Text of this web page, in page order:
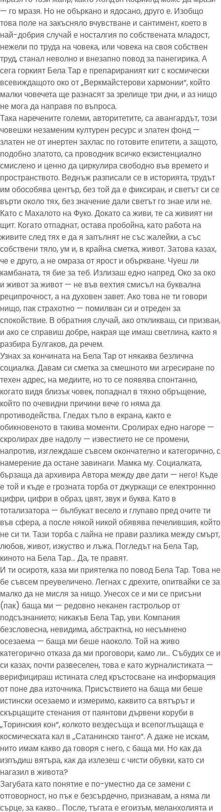
— го мразя. Но не объркано и ядосано, друго е. Изобщо
това поле на закъсняло вчувстване и сантимент, което в
най-добрия случай е носталгия по собствената младост,
нежели по труда на човека, или човека на своя собствен
труд, станал неволно и внезапно повод за панегирика. А
сега горкият Бела Тар е препарираният кит с космически
всевиждащото око от „Веркмайстерови хармонии“, който
малки човечета ще разнасят за зрелище три дни, и аз нищо
не мога да направя по въпроса.
Така наречените големи, авторитетите, са авангардът, този
човешки незаменим културен ресурс и златен фонд —
златен не от инертен захлас по готовите епитети, а защото,
подобно златото, са проводник всичко екзистенциално
смислено и ценно да циркулира свободно във времето и
пространството. Веднъж разписали се в историята, трудът
им обособява център, без той да е фиксиран, и светът си се
върти около тях, без значение дали светът го знае или не.
Като с Махалото на Фуко. Докато са живи, те са живият ни
щит. Когато отпаднат, остава пробойна, като работа на
живите след тях е да я запълнят не със жалейки, а със
собствени тяло, ум и, в крайна сметка, живот. Затова казах,
че е друго, а не омраза от ярост и объркване. Чуеш ли
камбаната, тя бие за теб. Излизаш едно напред. Око за око
и живот за живот — не във вехтия смисъл на буквална
реципрочност, а на духовен завет. Ако това не ти говори
нищо, пак страхотно — помилван си и отреден за
спокойствие. В обратния случай, ако откликваш, си призван,
и ако се справиш добре, накрая ще имаш светлина, както я
разбира Булгаков, да речем.
Узнах за кончината на Бела Тар от някаква безлична
социалка. Давам си сметка за смешното ми агресиране по
техен адрес, на медиите, но то се появява спонтанно,
когато видя близък човек, попаднал в тяхно обръщение,
който по очевидни причини вече го няма да
противодейства. Гледах тъпо в екрана, както е
обикновеното в такива моменти. Сролирах едно нагоре —
скролирах две надолу — известието не се промени,
напротив, изглеждаше съвсем окончателно и категорично, с
намерение да остане завинаги. Мамка му. Социалката,
бързаща да архивира Автора между две дати — него! Къде
е той и къде е грозната торба от джуркащи се електроннно
цифри, цифри в образ, цвят, звук и буква. Като в
тотализатора — бълбукат весело и глупаво пред очите ти
във сфера, а после някой никой обявява печелившия, който
не си ти. Тази торба с лайна не прави разлика между смърт,
любов, живот, изкуство и лъжа. Погледът на Бела Тар,
киното на Бела Тар… Да, те правят.
И ти осиротя, каза ми приятелка по повод Бела Тар. Това не
бе съвсем преувеличено. Легнах с дрехите, опитвайки се за
малко да не мисля за нищо. Унесох се и ми се присъни
(пак) баща ми — редовно неканен гастрольор от
подсъзнанието; никакъв Бела Тар, уви. Компания
безсловесна, невидима, абстрактна, но несъмнено
осезаема — баща ми беше наоколо. Той на живо
категорично отказа да ми проговори, камо ли… Събудих се и
си казах, почти развеселен, това е като журналистиката —
верифицираш истината след кръстосване на информация
от поне два източника. Присъствието на баща ми беше
истински осезаемо и измеримо, каквито са вятърът и
скърцащите стенания от паянтови дървени коруби в
„Торинския кон“, колкото вездесъща и всепоглъщаща е
космическата кал в „Сатанинско танго“. А даже не искам,
нито имам какво да говоря с него, с баща ми. Но как да
изпъдиш вятъра, как да излезеш с чисти обувки, като си
нагазил в живота?
Загубата като понятие е по-уместно да се замени с
отговорност, но пък е безсърдечно, признавам, а няма ли
сърце, за какво… После, тъгата е егоизъм, меланхолията и